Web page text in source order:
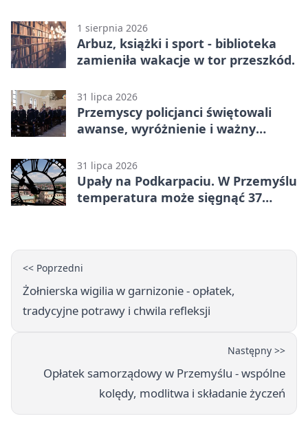
1 sierpnia 2026
Arbuz, książki i sport - biblioteka
zamieniła wakacje w tor przeszkód.
31 lipca 2026
Przemyscy policjanci świętowali
awanse, wyróżnienie i ważny
31 lipca 2026
Upały na Podkarpaciu. W Przemyślu
temperatura może sięgnąć 37
<< Poprzedni
Żołnierska wigilia w garnizonie - opłatek,
tradycyjne potrawy i chwila refleksji
Następny >>
Opłatek samorządowy w Przemyślu - wspólne
kolędy, modlitwa i składanie życzeń